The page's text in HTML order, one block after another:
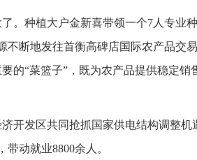
。种植大户金新喜带领一个7人专业
不断地发往首衡高碑店国际农产品交
的“菜篮子”，既为农产品提供稳定销
开发区共同抢抓国家供电结构调整机
动就业8800余人。